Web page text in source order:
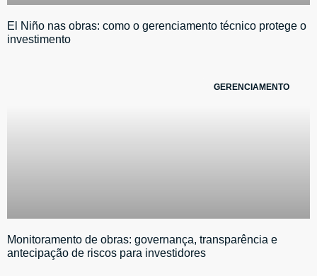
El Niño nas obras: como o gerenciamento técnico protege o
investimento
GERENCIAMENTO
Monitoramento de obras: governança, transparência e
antecipação de riscos para investidores